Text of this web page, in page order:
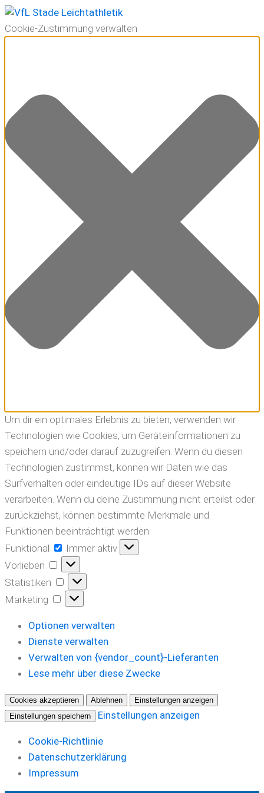
Cookie-Zustimmung verwalten
Um dir ein optimales Erlebnis zu bieten, verwenden wir
Technologien wie Cookies, um Geräteinformationen zu
speichern und/oder darauf zuzugreifen. Wenn du diesen
Technologien zustimmst, können wir Daten wie das
Surfverhalten oder eindeutige IDs auf dieser Website
verarbeiten. Wenn du deine Zustimmung nicht erteilst oder
zurückziehst, können bestimmte Merkmale und
Funktionen beeinträchtigt werden.
Funktional
Funktional
Immer aktiv
Vorlieben
Vorlieben
Statistiken
Statistiken
Marketing
Marketing
Optionen verwalten
Dienste verwalten
Verwalten von {vendor_count}-Lieferanten
Lese mehr über diese Zwecke
Cookies akzeptieren Ablehnen
Einstellungen anzeigen
Einstellungen speichern
Einstellungen anzeigen
Cookie-Richtlinie
Datenschutzerklärung
Impressum